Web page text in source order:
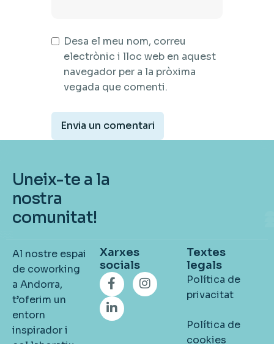
Desa el meu nom, correu
electrònic i lloc web en aquest
navegador per a la pròxima
vegada que comenti.
Uneix-te a la
nostra
comunitat!
Al nostre espai
de coworking
a Andorra,
t’oferim un
entorn
inspirador i
Xarxes
socials
Textes
legals
Política de
privacitat
Política de
cookies